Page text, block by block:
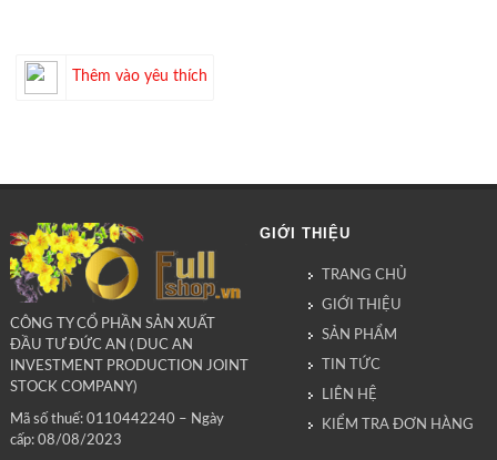
Thêm vào yêu thích
CÔNG TY CỔ PHẦN SẢN XUẤT
ĐẦU TƯ ĐỨC AN ( DUC AN
INVESTMENT PRODUCTION JOINT
STOCK COMPANY)
Mã số thuế: 0110442240 – Ngày
cấp: 08/08/2023
GIỚI THIỆU
TRANG CHỦ
GIỚI THIỆU
SẢN PHẨM
TIN TỨC
LIÊN HỆ
KIỂM TRA ĐƠN HÀNG